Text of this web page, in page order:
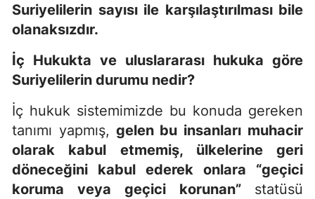
Suriyelilerin sayısı ile karşılaştırılması bile
olanaksızdır.
İç Hukukta ve uluslararası hukuka göre
Suriyelilerin durumu nedir?
İç hukuk sistemimizde bu konuda gereken
tanımı yapmış, gelen bu insanları muhacir
olarak kabul etmemiş, ülkelerine geri
döneceğini kabul ederek onlara “geçici
koruma veya geçici korunan” statüsü